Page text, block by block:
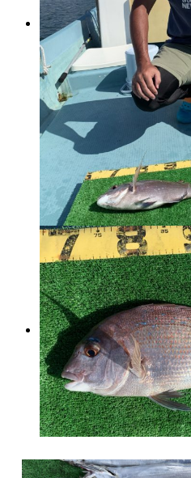
投稿ナビゲーション